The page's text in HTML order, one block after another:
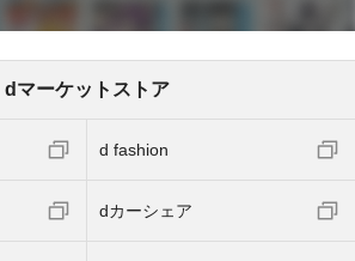
dマーケットストア
d fashion
dカーシェア